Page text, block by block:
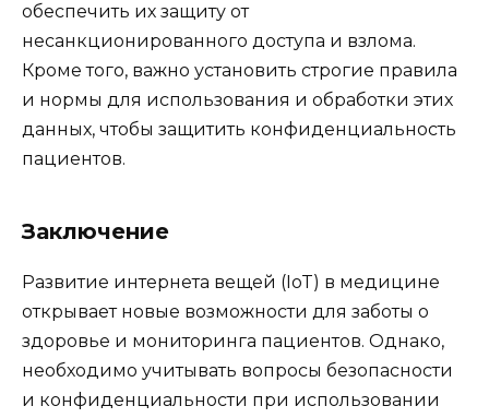
обеспечить их защиту от
несанкционированного доступа и взлома.
Кроме того, важно установить строгие правила
и нормы для использования и обработки этих
данных, чтобы защитить конфиденциальность
пациентов.
Заключение
Развитие интернета вещей (IoT) в медицине
открывает новые возможности для заботы о
здоровье и мониторинга пациентов. Однако,
необходимо учитывать вопросы безопасности
и конфиденциальности при использовании